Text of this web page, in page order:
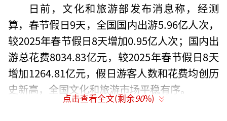
日前，文化和旅游部发布消息称，经测
算，春节假日9天，全国国内出游5.96亿人次，
较2025年春节假日8天增加0.95亿人次；国内出
游总花费8034.83亿元，较2025年春节假日8天
增加1264.81亿元，假日游客人数和花费均创历
史新高，全国文化和旅游市场平稳有序。
点击查看全文(剩余90%)